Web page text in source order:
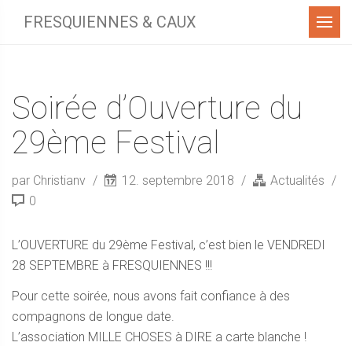
FRESQUIENNES & CAUX Menu
Soirée d’Ouverture du
29ème Festival
par Christianv 12. septembre 2018
Actualités
0
L’OUVERTURE du 29ème Festival, c’est bien le VENDREDI
28 SEPTEMBRE à FRESQUIENNES !!!
Pour cette soirée, nous avons fait confiance à des
compagnons de longue date.
L’association MILLE CHOSES à DIRE a carte blanche !